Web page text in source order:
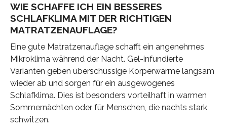
WIE SCHAFFE ICH EIN BESSERES
SCHLAFKLIMA MIT DER RICHTIGEN
MATRATZENAUFLAGE?
Eine gute Matratzenauflage schafft ein angenehmes
Mikroklima während der Nacht. Gel-infundierte
Varianten geben überschüssige Körperwärme langsam
wieder ab und sorgen für ein ausgewogenes
Schlafklima. Dies ist besonders vorteilhaft in warmen
Sommernächten oder für Menschen, die nachts stark
schwitzen.